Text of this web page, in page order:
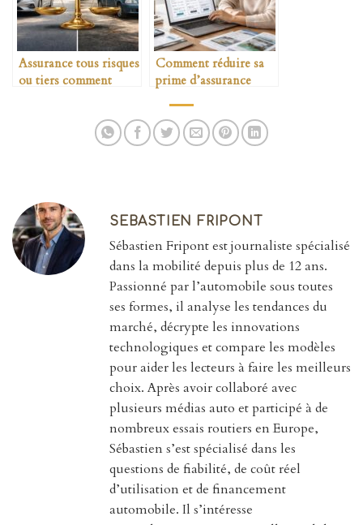
Assurance tous risques
ou tiers comment
Comment réduire sa
prime d’assurance
SEBASTIEN FRIPONT
Sébastien Fripont est journaliste spécialisé
dans la mobilité depuis plus de 12 ans.
Passionné par l’automobile sous toutes
ses formes, il analyse les tendances du
marché, décrypte les innovations
technologiques et compare les modèles
pour aider les lecteurs à faire les meilleurs
choix. Après avoir collaboré avec
plusieurs médias auto et participé à de
nombreux essais routiers en Europe,
Sébastien s’est spécialisé dans les
questions de fiabilité, de coût réel
d’utilisation et de financement
automobile. Il s’intéresse